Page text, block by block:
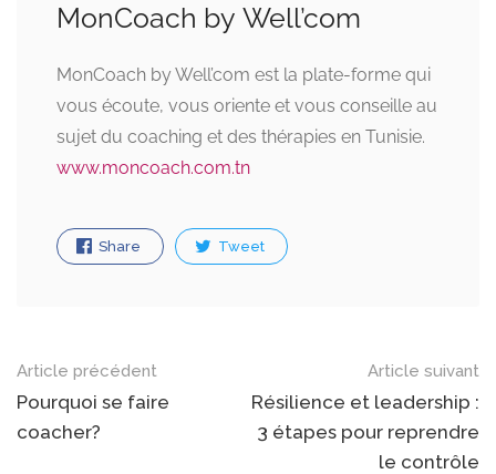
MonCoach by Well’com
MonCoach by Well’com est la plate-forme qui
vous écoute, vous oriente et vous conseille au
sujet du coaching et des thérapies en Tunisie.
www.moncoach.com.tn
Share Tweet
Navigation
des
articles
Article précédent
Pourquoi se faire
coacher?
Article suivant
Résilience et leadership :
3 étapes pour reprendre
le contrôle